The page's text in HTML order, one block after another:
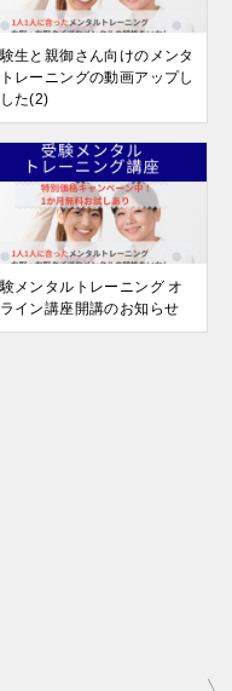
生と親御さん向けのメンタ
レーニングの動画アップし
た(2)
メンタルトレーニング オ
イン講座開講のお知らせ